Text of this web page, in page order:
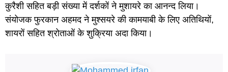
कुरैशी सहित बड़ी संख्या में दर्शकों ने मुशायरे का आनन्द लिया।
संयोजक फुरकान अहमद ने मुश्सयरे की कामयाबी के लिए अतिथियों,
शायरों सहित श्रोताओं के शुक्रिया अदा किया।